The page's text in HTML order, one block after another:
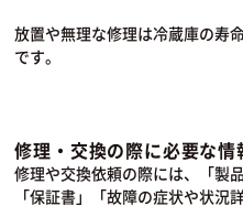
放置や無理な修理は冷蔵庫の寿
です。
修理・交換の際に必要な情
修理や交換依頼の際には、「製
「保証書」「故障の症状や状況